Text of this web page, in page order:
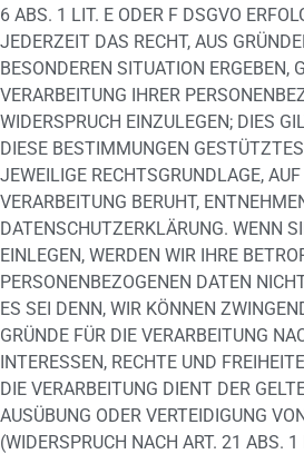
6 ABS. 1 LIT. E ODER F DSGVO
JEDERZEIT DAS RECHT, AUS
BESONDEREN SITUATION ERGEBEN,
VERARBEITUNG IHRER
WIDERSPRUCH EINZULEGEN; DIES
DIESE BESTIMMUNGEN
JEWEILIGE RECHTSGRUNDLAGE,
VERARBEITUNG BERUHT,
DATENSCHUTZERKLÄRUNG. WENN
EINLEGEN, WERDEN WIR IHRE
PERSONENBEZOGENEN DATEN
ES SEI DENN, WIR KÖNNEN
GRÜNDE FÜR DIE VERARBEITUNG
INTERESSEN, RECHTE UND
DIE VERARBEITUNG DIENT DER
AUSÜBUNG ODER VERTEIDIGUNG
(WIDERSPRUCH NACH ART. 21 ABS. 1